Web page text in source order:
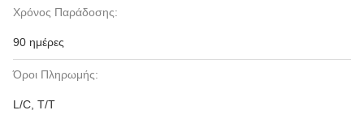
Χρόνος Παράδοσης:
90 ημέρες
Όροι Πληρωμής:
L/C, T/T